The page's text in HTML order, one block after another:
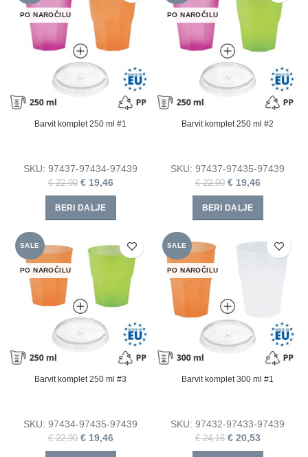
PO NAROČILU
Barvit komplet 250 ml #1
SKU: 97437-97434-97439
€22,90 € 19,46
BERI DALJE
PO NAROČILU
Barvit komplet 250 ml #2
SKU: 97437-97435-97439
€22,90 € 19,46
BERI DALJE
SALE
PO NAROČILU
Barvit komplet 250 ml #3
SKU: 97434-97435-97439
€22,90 € 19,46
SALE
PO NAROČILU
Barvit komplet 300 ml #1
SKU: 97432-97433-97439
€24,16 € 20,53